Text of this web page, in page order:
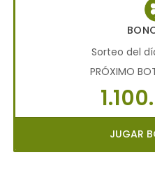
Sorteo del
PRÓXIMO
JUGAR